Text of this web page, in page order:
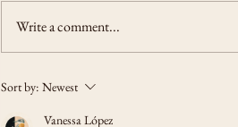
On the depth of
gentle bondage
Write a comment...
Sort by: Newest
Vanessa López